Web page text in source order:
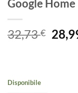
Google Home
32,73€ Il
Disponibile